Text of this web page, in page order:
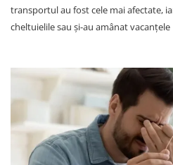
transportul au fost cele mai afectate,
cheltuielile sau și-au amânat vacanțele